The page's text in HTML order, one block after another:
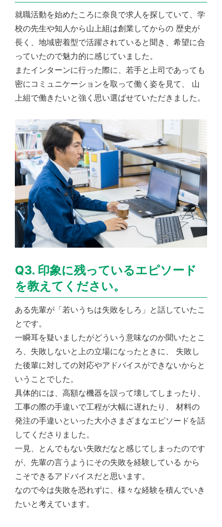
就職活動を始めたころに奈良で求人を探していて、学
校の先生や知人から山上組は創業してからの 歴史が
長く、地域密着型で活躍されていると聞き、希望に合
っていたので魅力的に感じていました。
またインターンに行った際に、若手と上司であっても
密にコミュニケーションを取って働く姿を見て、 山
上組で働きたいと強く思い選ばせていただきました。
Q3. 印象に残っているエピソード
を教えてください。
ある先輩が「若いうちは失敗をしろ」と話していたこ
とです。
一瞬耳を疑いましたがどういう意味なのか聞いたとこ
ろ、失敗しないと上の立場になったときに、 失敗し
た後輩に対しての対応やアドバイスができないからと
いうことでした。
具体的には、高額な機器を誤って壊してしまったり、
工事の際の手違いで工程が大幅に遅れたり、 材料の
発注の手違いといった大小さまざまなエピソードを話
してくださりました。
一見、とんでもない失敗だなと感じてしまったのです
が、先輩の言うようにその失敗を経験している から
こそできるアドバイスだと思います。
なので今は失敗を恐れずに、様々な経験を積んでいき
たいと考えています。